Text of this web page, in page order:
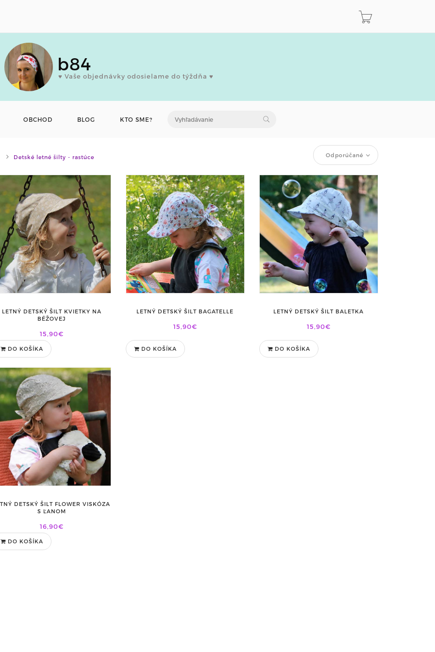
b84
♥ Vaše objednávky odosielame do týždňa ♥
OBCHOD BLOG KTO SME?
Detské letné šilty - rastúce Odporúčané
LETNÝ DETSKÝ ŠILT KVIETKY NA
BÉŽOVEJ
15,90€
DO KOŠÍKA
LETNÝ DETSKÝ ŠILT BAGATELLE
15,90€
DO KOŠÍKA
LETNÝ DETSKÝ ŠILT BALETKA
15,90€
DO KOŠÍKA
DETSKÝ ŠILT FLOWER VISKÓZA
S ĽANOM
16,90€
DO KOŠÍKA